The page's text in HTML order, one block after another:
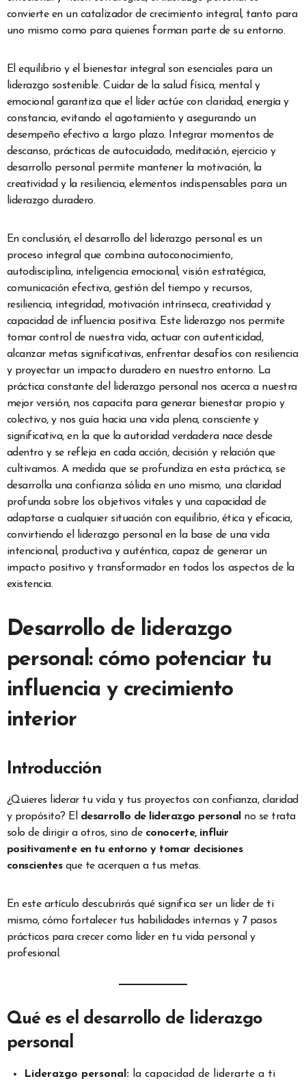
convierte en un catalizador de crecimiento integral, tanto para
uno mismo como para quienes forman parte de su entorno.
El equilibrio y el bienestar integral son esenciales para un
liderazgo sostenible. Cuidar de la salud física, mental y
emocional garantiza que el líder actúe con claridad, energía y
constancia, evitando el agotamiento y asegurando un
desempeño efectivo a largo plazo. Integrar momentos de
descanso, prácticas de autocuidado, meditación, ejercicio y
desarrollo personal permite mantener la motivación, la
creatividad y la resiliencia, elementos indispensables para un
liderazgo duradero.
En conclusión, el desarrollo del liderazgo personal es un
proceso integral que combina autoconocimiento,
autodisciplina, inteligencia emocional, visión estratégica,
comunicación efectiva, gestión del tiempo y recursos,
resiliencia, integridad, motivación intrínseca, creatividad y
capacidad de influencia positiva. Este liderazgo nos permite
tomar control de nuestra vida, actuar con autenticidad,
alcanzar metas significativas, enfrentar desafíos con resiliencia
y proyectar un impacto duradero en nuestro entorno. La
práctica constante del liderazgo personal nos acerca a nuestra
mejor versión, nos capacita para generar bienestar propio y
colectivo, y nos guía hacia una vida plena, consciente y
significativa, en la que la autoridad verdadera nace desde
adentro y se refleja en cada acción, decisión y relación que
cultivamos. A medida que se profundiza en esta práctica, se
desarrolla una confianza sólida en uno mismo, una claridad
profunda sobre los objetivos vitales y una capacidad de
adaptarse a cualquier situación con equilibrio, ética y eficacia,
convirtiendo el liderazgo personal en la base de una vida
intencional, productiva y auténtica, capaz de generar un
impacto positivo y transformador en todos los aspectos de la
existencia.
Desarrollo de liderazgo
personal: cómo potenciar tu
influencia y crecimiento
interior
Introducción
¿Quieres liderar tu vida y tus proyectos con confianza, claridad
y propósito? El desarrollo de liderazgo personalno se trata
solo de dirigir a otros, sino de conocerte, influir
positivamente en tu entorno y tomar decisiones
conscientesque te acerquen a tus metas.
En este artículo descubrirás qué significa ser un líder de ti
mismo, cómo fortalecer tus habilidades internas y 7 pasos
prácticos para crecer como líder en tu vida personal y
profesional.
Qué es el desarrollo de liderazgo
personal
Liderazgo personal: la capacidad de liderarte a ti